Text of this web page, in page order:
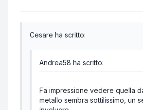
Cesare ha scritto:
Andrea58 ha scritto:
Fa impressione vedere quella
metallo sembra sottilissimo, un